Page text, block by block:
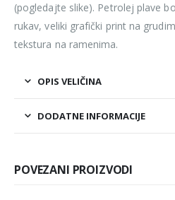
(pogledajte slike). Petrolej plave
rukav, veliki grafički print na
tekstura na ramenima.
OPIS VELIČINA
DODATNE INFORMACIJE
POVEZANI PROIZVODI